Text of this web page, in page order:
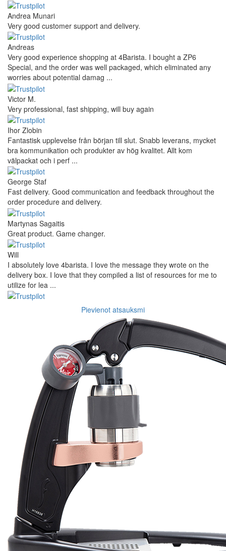
Andrea Munari
Very good customer support and delivery.
Andreas
Very good experience shopping at 4Barista. I bought a ZP6
Special, and the order was well packaged, which eliminated any
worries about potential damag ...
Victor M.
Very professional, fast shipping, will buy again
Ihor Zlobin
Fantastisk upplevelse från början till slut. Snabb leverans, mycket
bra kommunikation och produkter av hög kvalitet. Allt kom
välpackat och i perf ...
George Staf
Fast delivery. Good communication and feedback throughout the
order procedure and delivery.
Martynas Sagaitis
Great product. Game changer.
Will
I absolutely love 4barista. I love the message they wrote on the
delivery box. I love that they compiled a list of resources for me to
utilize for lea ...
Pievienot atsauksmi